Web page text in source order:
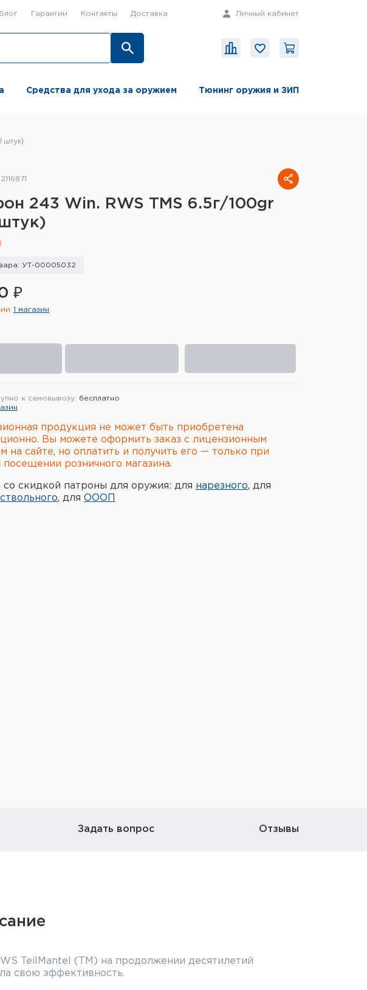
Блог Гарантии Контакты Доставка Личный кабинет
Средства для ухода за оружием Тюнинг оружия и ЗИП
штук)
243 Win. RWS TMS 6.5г/100gr
УТ-00005032
₽
1 магазин
к самовывозу: бесплатно
продукция не может быть приобретена
Вы можете оформить заказ с лицензионным
на сайте, но оплатить и получить его — только при
посещении розничного магазина.
со скидкой патроны для оружия: для нарезного, для
, для ОООП
Задать вопрос Отзывы
TeilMantel (TM) на продолжении десятилетий
свою эффективность.